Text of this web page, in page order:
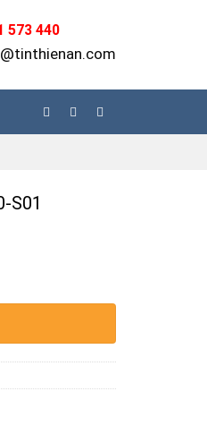
573 440
S01
HFA0-S01 số lượng